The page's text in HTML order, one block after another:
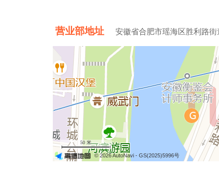
营业部地址 安徽省合肥市瑶海区胜利路
50 米
© 2026 AutoNavi - GS(2025)5996号